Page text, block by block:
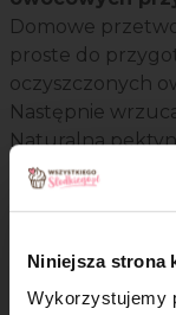
Niniejsza strona
Wykorzystujemy
Domowe
proste do
oczyszczonych
Następnie
Naturalna
konfiturze
gotowania
witamin. Do
2:1 gdzie na